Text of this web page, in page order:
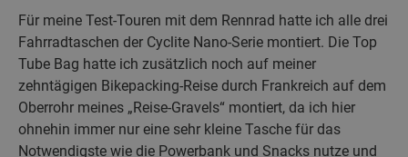
Für meine Test-Touren mit dem Rennrad hatte ich alle drei
Fahrradtaschen der Cyclite Nano-Serie montiert. Die Top
Tube Bag hatte ich zusätzlich noch auf meiner
zehntägigen Bikepacking-Reise durch Frankreich auf dem
Oberrohr meines „Reise-Gravels“ montiert, da ich hier
ohnehin immer nur eine sehr kleine Tasche für das
Notwendigste wie die Powerbank und Snacks nutze und